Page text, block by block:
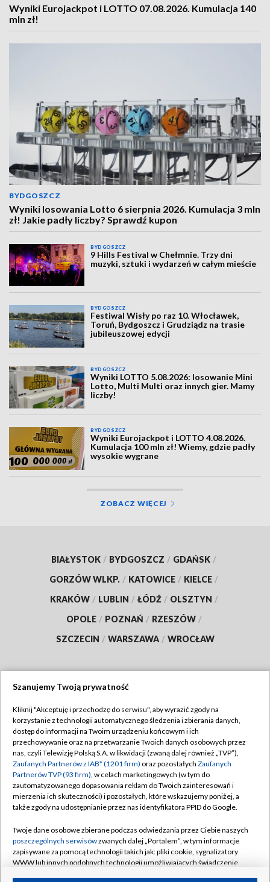
Wyniki Eurojackpot i LOTTO 07.08.2026. Kumulacja 140
mln zł!
BYDGOSZCZ
Wyniki losowania Lotto 6 sierpnia 2026. Kumulacja 3 mln
zł! Jakie padły liczby? Sprawdź kupon
BYDGOSZCZ
9 Hills Festival w Chełmnie. Trzy dni
muzyki, sztuki i wydarzeń w całym mieście
BYDGOSZCZ
Festiwal Wisły po raz 10. Włocławek,
Toruń, Bydgoszcz i Grudziądz na trasie
jubileuszowej edycji
BYDGOSZCZ
Wyniki LOTTO 5.08.2026: losowanie Mini
Lotto, Multi Multi oraz innych gier. Mamy
liczby!
BYDGOSZCZ
Wyniki Eurojackpot i LOTTO 4.08.2026.
Kumulacja 100 mln zł! Wiemy, gdzie padły
wysokie wygrane
ZOBACZ WIĘCEJ
BIAŁYSTOK / BYDGOSZCZ / GDAŃSK /
GORZÓW WLKP. / KATOWICE / KIELCE /
KRAKÓW / LUBLIN / ŁÓDŹ / OLSZTYN /
OPOLE / POZNAŃ / RZESZÓW /
SZCZECIN / WARSZAWA / WROCŁAW
TVP
Abonament TVP
Emisja w TVP
Centrum informacji TVP
Naziemna Telewizja Cyfrowa
Rada Programowa
System NOS
Informacje o nadawcy
Regulamin TVP
Polityka prywatności
Moje zgody
Pomoc
Kontakt
Szanujemy Twoją prywatność
Kliknij "Akceptuję i przechodzę do serwisu", aby wyrazić zgody na
korzystanie z technologii automatycznego śledzenia i zbierania danych,
dostęp do informacji na Twoim urządzeniu końcowym i ich
przechowywanie oraz na przetwarzanie Twoich danych osobowych przez
nas, czyli Telewizję Polską S.A. w likwidacji (zwaną dalej również „TVP”),
Zaufanych Partnerów z IAB* (1201 firm) oraz pozostałych Zaufanych
Partnerów TVP (93 firm), w celach marketingowych (w tym do
zautomatyzowanego dopasowania reklam do Twoich zainteresowań i
mierzenia ich skuteczności) i pozostałych, które wskazujemy poniżej, a
także zgody na udostępnianie przez nas identyfikatora PPID do Google.
Twoje dane osobowe zbierane podczas odwiedzania przez Ciebie naszych
poszczególnych serwisówzwanych dalej „Portalem”, w tym informacje
zapisywane za pomocą technologii takich jak: pliki cookie, sygnalizatory
WWW lub innych podobnych technologii umożliwiających świadczenie